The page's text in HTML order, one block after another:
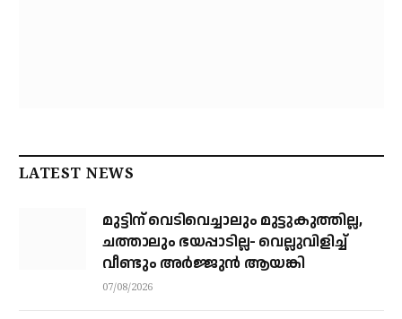
LATEST NEWS
മുട്ടിന് വെടിവെച്ചാലും മുട്ടുകുത്തില്ല,
ചത്താലും ഭയപ്പാടില്ല- വെല്ലുവിളിച്ച്
വീണ്ടും അർജ്ജുൻ ആയങ്കി
07/08/2026